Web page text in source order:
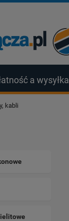
a wysyłka
kabli